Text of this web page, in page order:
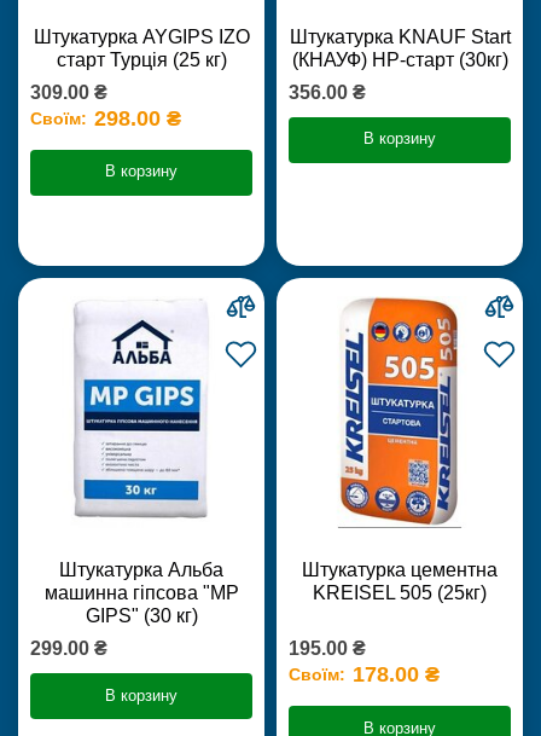
Штукатурка AYGIPS IZO
старт Турція (25 кг)
309.00 ₴
Своїм: 298.00 ₴
В корзину
Штукатурка KNAUF Start
(КНАУФ) НР-старт (30кг)
356.00 ₴
В корзину
Штукатурка Альба
машинна гіпсова "MP
GIPS" (30 кг)
299.00 ₴
В корзину
Штукатурка цементна
KREISEL 505 (25кг)
195.00 ₴
Своїм: 178.00 ₴
В корзину